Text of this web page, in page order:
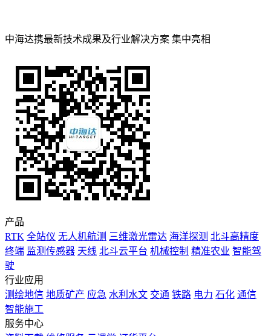
中海达携最新技术成果及行业解决方案 集中亮相
产品
RTK 全站仪 无人机航测 三维激光雷达 海洋探测 北斗高精度
终端 监测传感器 天线 北斗云平台 机械控制 精准农业 智能驾
驶
行业应用
测绘地信 地质矿产 应急 水利水文 交通 铁路 电力 石化 通信
智能施工
服务中心